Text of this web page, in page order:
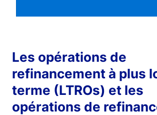
Les opérations de
refinancement à plus
terme (LTROs) et les
opérations de